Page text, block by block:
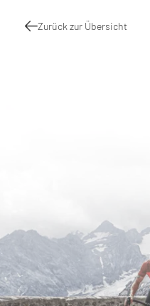
Zurück zur Übersicht